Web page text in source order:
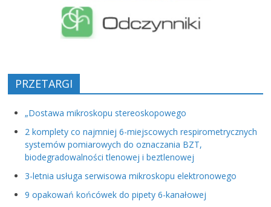
PRZETARGI
„Dostawa mikroskopu stereoskopowego
2 komplety co najmniej 6-miejscowych respirometrycznych
systemów pomiarowych do oznaczania BZT,
biodegradowalności tlenowej i beztlenowej
3-letnia usługa serwisowa mikroskopu elektronowego
9 opakowań końcówek do pipety 6-kanałowej